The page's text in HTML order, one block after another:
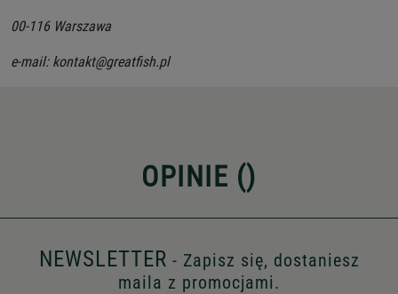
00-116 Warszawa
e-mail: kontakt@greatfish.pl
OPINIE ()
NEWSLETTER - Zapisz się, dostaniesz
maila z promocjami.